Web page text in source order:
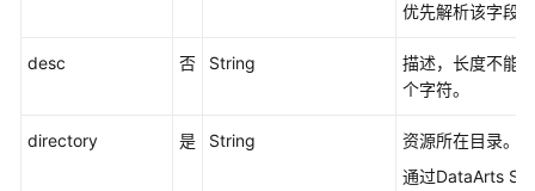
优先解析该字段。
desc 否 String
描述，长度不能
个字符。
directory 是 String
资源所在目录。
通过DataArts